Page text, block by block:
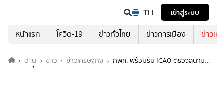
TH
เข้าสู่ระบบ
หน้าแรก
โควิด-19 ข่าวทั่วไทย ข่าวการเมือง ข่าว
อ่าน ข่าว ข่าวเศรษฐกิจ
กพท. พร้อมรับ ICAO ตรวจสนาม
บิน พ.ย.นี้